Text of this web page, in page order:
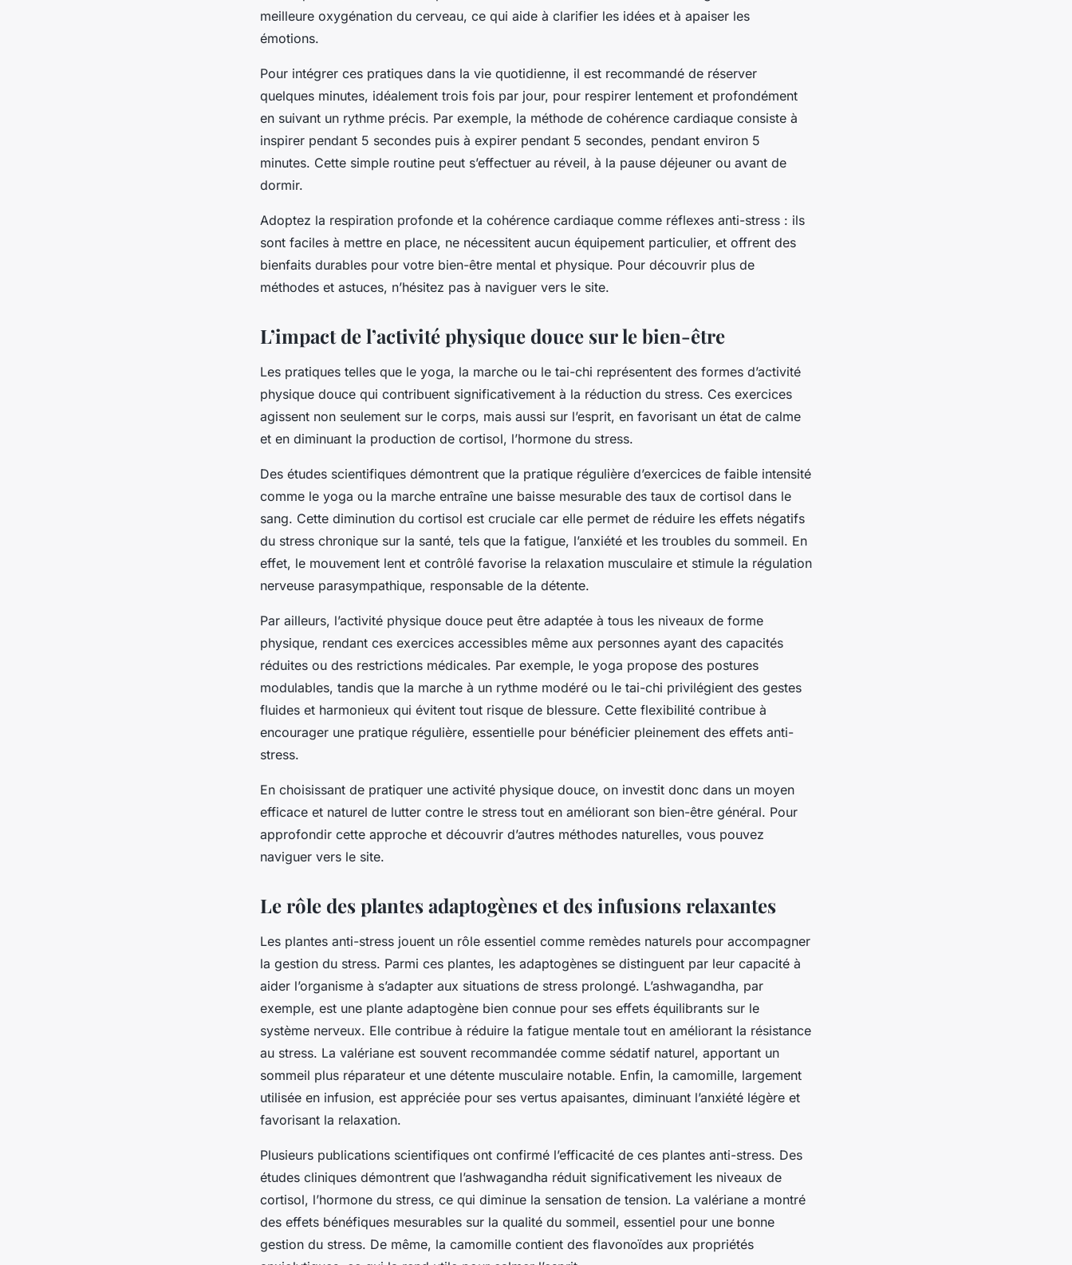
meilleure oxygénation du cerveau, ce qui aide à clarifier les idées et à apaiser les
émotions.
Pour intégrer ces pratiques dans la vie quotidienne, il est recommandé de réserver
quelques minutes, idéalement trois fois par jour, pour respirer lentement et profondément
en suivant un rythme précis. Par exemple, la méthode de cohérence cardiaque consiste à
inspirer pendant 5 secondes puis à expirer pendant 5 secondes, pendant environ 5
minutes. Cette simple routine peut s’effectuer au réveil, à la pause déjeuner ou avant de
dormir.
Adoptez la respiration profonde et la cohérence cardiaque comme réflexes anti-stress : ils
sont faciles à mettre en place, ne nécessitent aucun équipement particulier, et offrent des
bienfaits durables pour votre bien-être mental et physique. Pour découvrir plus de
méthodes et astuces, n’hésitez pas à naviguer vers le site.
L’impact de l’activité physique douce sur le bien-être
Les pratiques telles que le yoga, la marche ou le tai-chi représentent des formes d’activité
physique douce qui contribuent significativement à la réduction du stress. Ces exercices
agissent non seulement sur le corps, mais aussi sur l’esprit, en favorisant un état de calme
et en diminuant la production de cortisol, l’hormone du stress.
Des études scientifiques démontrent que la pratique régulière d’exercices de faible intensité
comme le yoga ou la marche entraîne une baisse mesurable des taux de cortisol dans le
sang. Cette diminution du cortisol est cruciale car elle permet de réduire les effets négatifs
du stress chronique sur la santé, tels que la fatigue, l’anxiété et les troubles du sommeil. En
effet, le mouvement lent et contrôlé favorise la relaxation musculaire et stimule la régulation
nerveuse parasympathique, responsable de la détente.
Par ailleurs, l’activité physique douce peut être adaptée à tous les niveaux de forme
physique, rendant ces exercices accessibles même aux personnes ayant des capacités
réduites ou des restrictions médicales. Par exemple, le yoga propose des postures
modulables, tandis que la marche à un rythme modéré ou le tai-chi privilégient des gestes
fluides et harmonieux qui évitent tout risque de blessure. Cette flexibilité contribue à
encourager une pratique régulière, essentielle pour bénéficier pleinement des effets anti-
stress.
En choisissant de pratiquer une activité physique douce, on investit donc dans un moyen
efficace et naturel de lutter contre le stress tout en améliorant son bien-être général. Pour
approfondir cette approche et découvrir d’autres méthodes naturelles, vous pouvez
naviguer vers le site.
Le rôle des plantes adaptogènes et des infusions relaxantes
Les plantes anti-stress jouent un rôle essentiel comme remèdes naturels pour accompagner
la gestion du stress. Parmi ces plantes, les adaptogènes se distinguent par leur capacité à
aider l’organisme à s’adapter aux situations de stress prolongé. L’ashwagandha, par
exemple, est une plante adaptogène bien connue pour ses effets équilibrants sur le
système nerveux. Elle contribue à réduire la fatigue mentale tout en améliorant la résistance
au stress. La valériane est souvent recommandée comme sédatif naturel, apportant un
sommeil plus réparateur et une détente musculaire notable. Enfin, la camomille, largement
utilisée en infusion, est appréciée pour ses vertus apaisantes, diminuant l’anxiété légère et
favorisant la relaxation.
Plusieurs publications scientifiques ont confirmé l’efficacité de ces plantes anti-stress. Des
études cliniques démontrent que l’ashwagandha réduit significativement les niveaux de
cortisol, l’hormone du stress, ce qui diminue la sensation de tension. La valériane a montré
des effets bénéfiques mesurables sur la qualité du sommeil, essentiel pour une bonne
gestion du stress. De même, la camomille contient des flavonoïdes aux propriétés